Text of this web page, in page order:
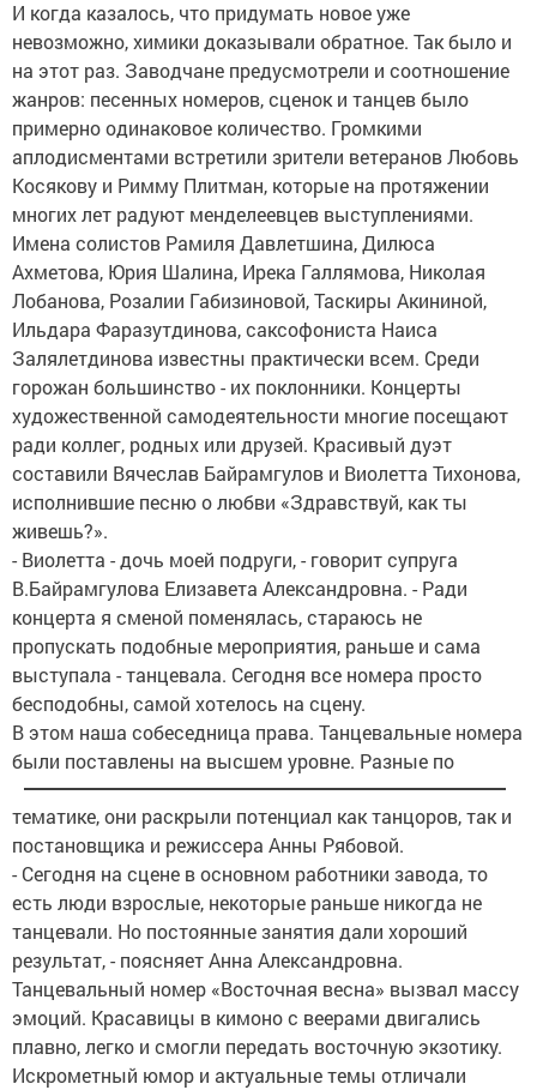
И когда казалось, что придумать новое уже
невозможно, химики доказывали обратное. Так было и
на этот раз. Заводчане предусмотрели и соотношение
жанров: песенных номеров, сценок и танцев было
примерно одинаковое количество. Громкими
аплодисментами встретили зрители ветеранов Любовь
Косякову и Римму Плитман, которые на протяжении
многих лет радуют менделеевцев выступлениями.
Имена солистов Рамиля Давлетшина, Дилюса
Ахметова, Юрия Шалина, Ирека Галлямова, Николая
Лобанова, Розалии Габизиновой, Таскиры Акининой,
Ильдара Фаразутдинова, саксофониста Наиса
Залялетдинова известны практически всем. Среди
горожан большинство - их поклонники. Концерты
художественной самодеятельности многие посещают
ради коллег, родных или друзей. Красивый дуэт
составили Вячеслав Байрамгулов и Виолетта Тихонова,
исполнившие песню о любви «Здравствуй, как ты
живешь?».
- Виолетта - дочь моей подруги, - говорит супруга
В.Байрамгулова Елизавета Александровна. - Ради
концерта я сменой поменялась, стараюсь не
пропускать подобные мероприятия, раньше и сама
выступала - танцевала. Сегодня все номера просто
бесподобны, самой хотелось на сцену.
В этом наша собеседница права. Танцевальные номера
были поставлены на высшем уровне. Разные по
тематике, они раскрыли потенциал как танцоров, так и
постановщика и режиссера Анны Рябовой.
- Сегодня на сцене в основном работники завода, то
есть люди взрослые, некоторые раньше никогда не
танцевали. Но постоянные занятия дали хороший
результат, - поясняет Анна Александровна.
Танцевальный номер «Восточная весна» вызвал массу
эмоций. Красавицы в кимоно с веерами двигались
плавно, легко и смогли передать восточную экзотику.
Искрометный юмор и актуальные темы отличали